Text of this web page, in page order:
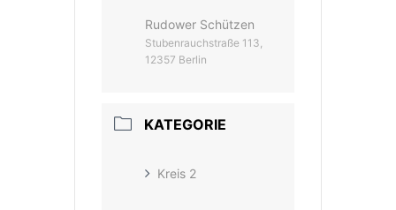
Rudower Schützen
Stubenrauchstraße 113,
12357 Berlin
KATEGORIE
Kreis 2